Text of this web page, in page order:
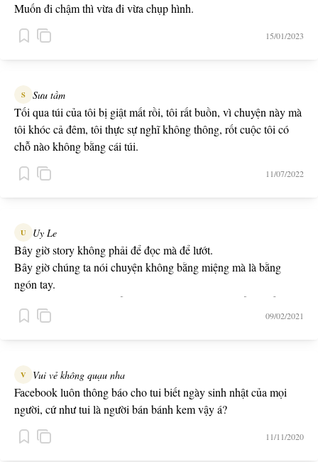
Muốn đi chậm thì vừa đi vừa chụp hình.
15/01/2023
S Sưu tầm
Tối qua túi của tôi bị giật mất rồi, tôi rất buồn, vì chuyện này mà
tôi khóc cả đêm, tôi thực sự nghĩ không thông, rốt cuộc tôi có
chỗ nào không bằng cái túi.
11/07/2022
U Uy Le
Bây giờ story không phải để đọc mà để lướt.
Bây giờ chúng ta nói chuyện không bằng miệng mà là bằng
ngón tay.
Chúng ta không nghe bằng tai, mà chúng ta nghe bằng mắt.
09/02/2021
V Vui vẻ không quạu nha
Facebook luôn thông báo cho tui biết ngày sinh nhật của mọi
người, cứ như tui là người bán bánh kem vậy á?
11/11/2020